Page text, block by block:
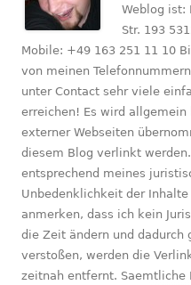
Weblog ist:
Str. 193
Mobile: +49 163 251 11 10
von meinen
unter Contact sehr viele
erreichen! Es wird
externer Webseiten
diesem Blog verlinkt
entsprechend meines
Unbedenklichkeit der
anmerken, dass ich kein
die Zeit ändern und dadurch
verstoßen, werden die
zeitnah entfernt. Saemtliche